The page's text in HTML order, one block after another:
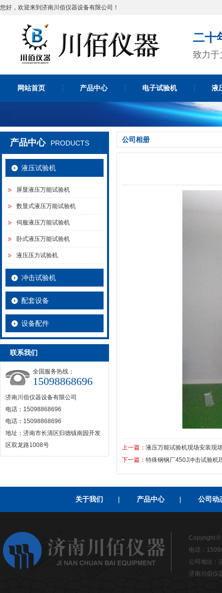
您好，欢迎来到济南川佰仪器设备有限公司！
二十
致力于
网站首页 产品中心 电子试验机 液
产品中心 PRODUCTS
液压试验机
屏显液压万能试验机
数显式液压万能试验机
伺服液压万能试验机
卧式液压万能试验机
液压压力试验机
冲击试验机
配套设备
设备配件
联系我们
全国服务热线：
15098868696
济南川佰仪器设备有限公司
电话：15098868696
电话：15098868696
地址：济南市长清区归德镇南园开发
区双龙路1008号
公司相册
上一篇： 液压万能试验机现场安装现
下一篇： 特殊钢钢厂450J冲击试验机
关于我们 | 产品中心 | 公司动
Copyright ©
电话：
公司地址：
济南川佰仪